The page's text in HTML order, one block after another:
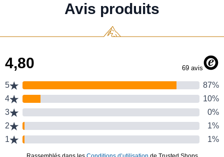
Avis produits